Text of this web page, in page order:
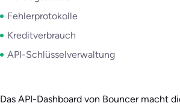
Fehlerprotokolle
Kreditverbrauch
API-Schlüsselverwaltung
Das API-Dashboard von Bouncer macht